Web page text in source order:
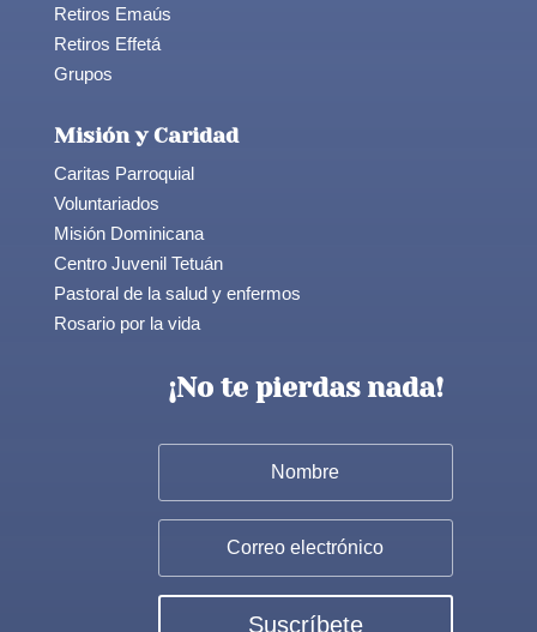
Retiros Emaús
Retiros Effetá
Grupos
Misión y Caridad
Caritas Parroquial
Voluntariados
Misión Dominicana
Centro Juvenil Tetuán
Pastoral de la salud y enfermos
Rosario por la vida
¡No te pierdas nada!
Suscríbete